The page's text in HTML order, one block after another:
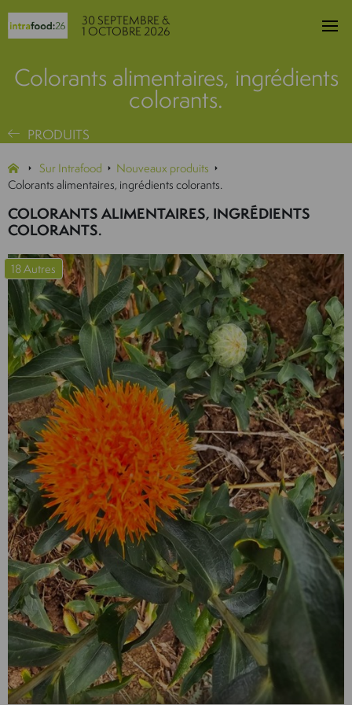
30 SEPTEMBRE &
1 OCTOBRE 2026
Colorants alimentaires, ingrédients
colorants.
PRODUITS
Sur Intrafood
Nouveaux produits
Colorants alimentaires, ingrédients colorants.
COLORANTS ALIMENTAIRES, INGRÉDIENTS
COLORANTS.
18 Autres